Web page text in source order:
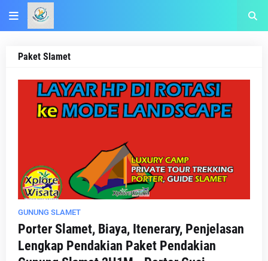
Paket Slamet
GUNUNG SLAMET
Porter Slamet, Biaya, Itenerary, Penjelasan
Lengkap Pendakian Paket Pendakian